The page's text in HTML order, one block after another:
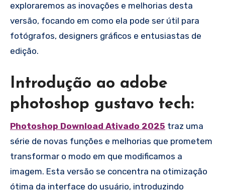
exploraremos as inovações e melhorias desta
versão, focando em como ela pode ser útil para
fotógrafos, designers gráficos e entusiastas de
edição.
Introdução ao adobe
photoshop gustavo tech:
Photoshop Download Ativado 2025 traz uma
série de novas funções e melhorias que prometem
transformar o modo em que modificamos a
imagem. Esta versão se concentra na otimização
ótima da interface do usuário, introduzindo